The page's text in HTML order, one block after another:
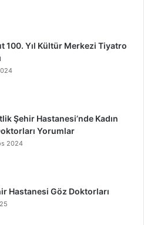
100. Yıl Kültür Merkezi Tiyatro
Şehir Hastanesi’nde Kadın
Yorumlar
2024
Hastanesi Göz Doktorları